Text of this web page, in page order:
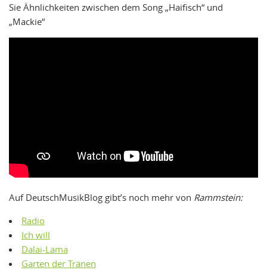
Sie Ähnlichkeiten zwischen dem Song „Haifisch“ und
„Mackie“
Auf DeutschMusikBlog gibt’s noch mehr von Rammstein:
Radio
Ich will
Dalai-Lama
Garten der Tränen